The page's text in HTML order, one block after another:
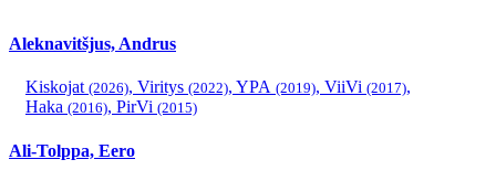
Aleknavitšjus, Andrus
Kiskojat (2026), Viritys (2022), YPA (2019), ViiVi (2017),
Haka (2016), PirVi (2015)
Ali-Tolppa, Eero